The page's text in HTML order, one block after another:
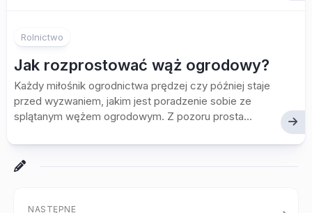
Rolnictwo
Jak rozprostować wąż ogrodowy?
Każdy miłośnik ogrodnictwa prędzej czy później staje
przed wyzwaniem, jakim jest poradzenie sobie ze
splątanym wężem ogrodowym. Z pozoru prosta...
NASTĘPNE